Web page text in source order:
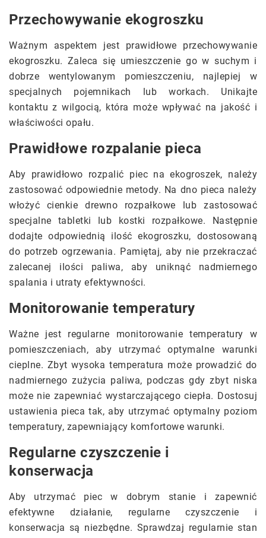
Przechowywanie ekogroszku
Ważnym aspektem jest prawidłowe przechowywanie
ekogroszku. Zaleca się umieszczenie go w suchym i
dobrze wentylowanym pomieszczeniu, najlepiej w
specjalnych pojemnikach lub workach. Unikajte
kontaktu z wilgocią, która może wpływać na jakość i
właściwości opału.
Prawidłowe rozpalanie pieca
Aby prawidłowo rozpalić piec na ekogroszek, należy
zastosować odpowiednie metody. Na dno pieca należy
włożyć cienkie drewno rozpałkowe lub zastosować
specjalne tabletki lub kostki rozpałkowe. Następnie
dodajte odpowiednią ilość ekogroszku, dostosowaną
do potrzeb ogrzewania. Pamiętaj, aby nie przekraczać
zalecanej ilości paliwa, aby uniknąć nadmiernego
spalania i utraty efektywności.
Monitorowanie temperatury
Ważne jest regularne monitorowanie temperatury w
pomieszczeniach, aby utrzymać optymalne warunki
cieplne. Zbyt wysoka temperatura może prowadzić do
nadmiernego zużycia paliwa, podczas gdy zbyt niska
może nie zapewniać wystarczającego ciepła. Dostosuj
ustawienia pieca tak, aby utrzymać optymalny poziom
temperatury, zapewniający komfortowe warunki.
Regularne czyszczenie i
konserwacja
Aby utrzymać piec w dobrym stanie i zapewnić
efektywne działanie, regularne czyszczenie i
konserwacja są niezbędne. Sprawdzaj regularnie stan